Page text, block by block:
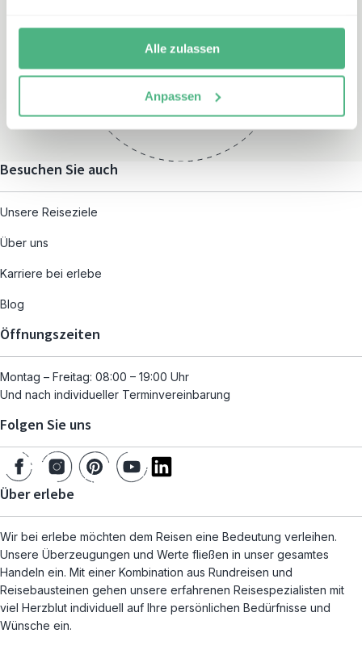
Alle zulassen
Anpassen
Montag – Freitag:
und nach individueller
Terminvereinbarung
Besuchen Sie auch
Unsere Reiseziele
Über uns
Karriere bei erlebe
Blog
Öffnungszeiten
Montag – Freitag: 08:00 – 19:00 Uhr
Und nach individueller Terminvereinbarung
Folgen Sie uns
Über erlebe
Wir bei erlebe möchten dem Reisen eine Bedeutung verleihen.
Unsere Überzeugungen und Werte fließen in unser gesamtes
Handeln ein. Mit einer Kombination aus Rundreisen und
Reisebausteinen gehen unsere erfahrenen Reisespezialisten mit
viel Herzblut individuell auf Ihre persönlichen Bedürfnisse und
Wünsche ein.